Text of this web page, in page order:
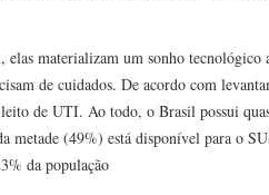
materializam um sonho tecnológico
de cuidados. De acordo com
de UTI. Ao todo, o Brasil possui
metade (49%) está disponível para o
da população